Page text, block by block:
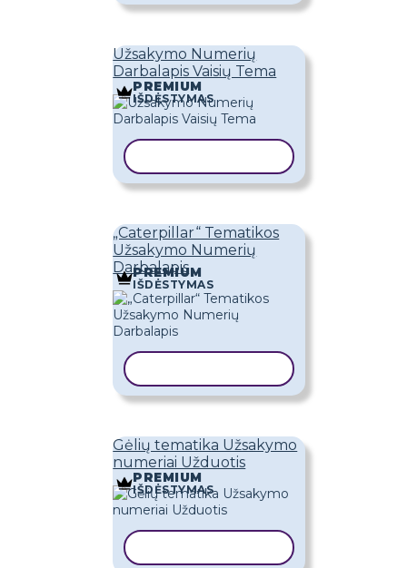
Užsakymo Numerių
Darbalapis Vaisių Tema
PREMIUM
IŠDĖSTYMAS
„Caterpillar“ Tematikos
Užsakymo Numerių
Darbalapis
PREMIUM
IŠDĖSTYMAS
Gėlių tematika Užsakymo
numeriai Užduotis
PREMIUM
IŠDĖSTYMAS